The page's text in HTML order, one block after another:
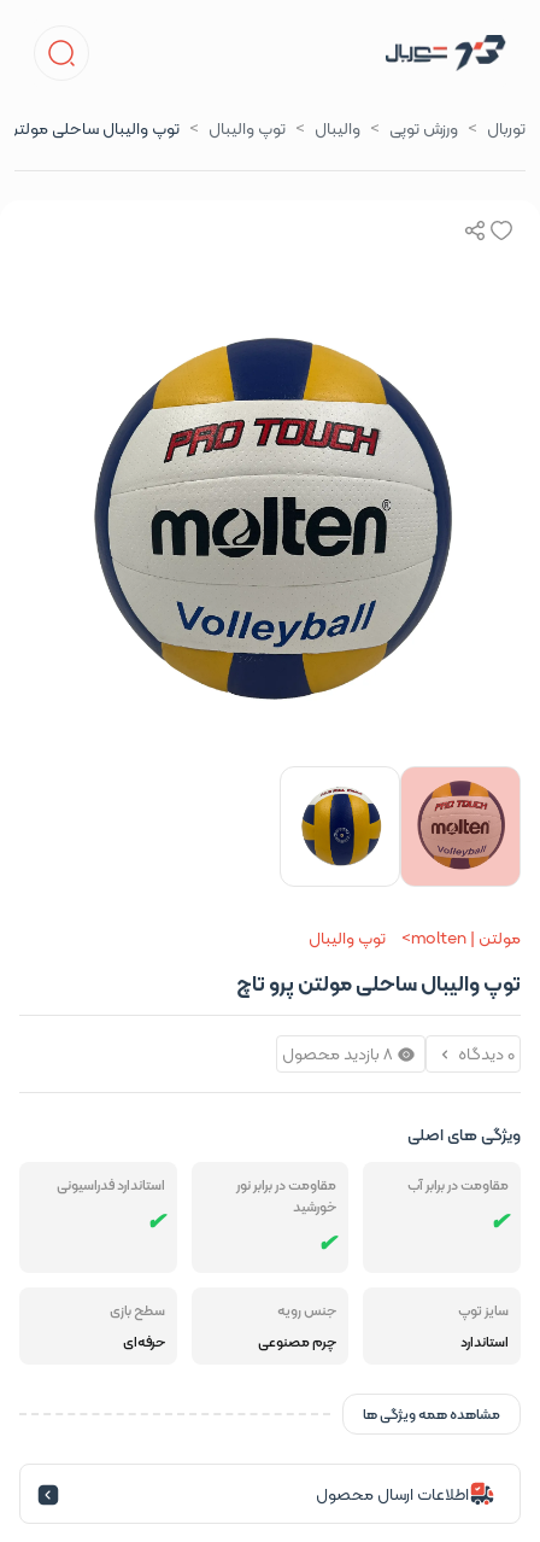
توربال ورزش توپی والیبال توپ والیبال توپ والیبال ساحلی مولتن
مولتن | molten توپ والیبال
توپ والیبال ساحلی مولتن پرو تاچ
0 دیدگاه 8 بازدید محصول
ویژگی های اصلی
مقاومت در برابر آب
مقاومت در برابر نور
خورشید
استاندارد فدراسیونی
سایز توپ
استاندارد
جنس رویه
چرم مصنوعی
سطح بازی
حرفه‌ای
مشاهده همه ویژگی ها
اطلاعات ارسال محصول